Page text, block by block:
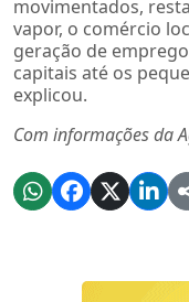
movimentados,
vapor, o comércio
geração de
capitais até os
explicou.
Com informações da